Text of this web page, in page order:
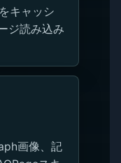
キャッシ
ジ読み込み
画像、記